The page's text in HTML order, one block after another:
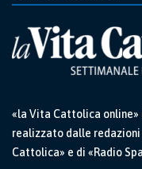
«la Vita Cattolica online»
realizzato dalle
Cattolica» e di «Radio